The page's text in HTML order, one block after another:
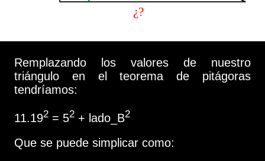
Remplazando los valores de nuestro
triángulo en el teorema de pitágoras
tendríamos:
11.192 = 52 + lado_B2
Que se puede simplicar como: